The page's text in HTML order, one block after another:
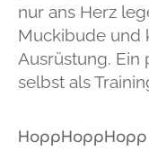
nur ans Herz
Muckibude und
Ausrüstung. Ein
selbst als
HoppHoppHopp